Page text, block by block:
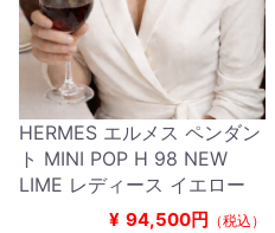
HERMES エルメス ペンダン
ト MINI POP H 98 NEW
LIME レディース イエロー
¥ 94,500円 （税込）